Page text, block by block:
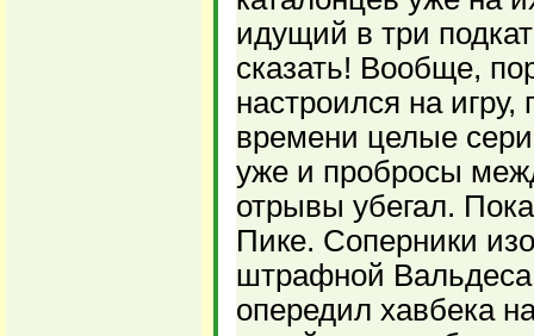
идущий в три
сказать! Вообще,
настроился на
времени целые
уже и пробросы
отрывы убегал.
Пике. Соперники
штрафной
опередил хавбека